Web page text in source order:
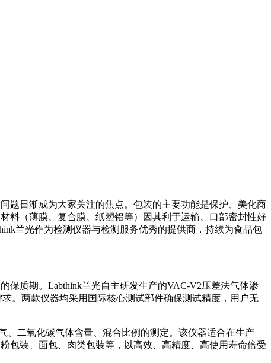
题日渐成为大家关注的焦点。包装的主要功能是保护、美化商
料（薄膜、复合膜、纸塑铝等）因其利于运输、口部密封性好
兰光作为检测仪器与检测服务优秀的提供商，持续为食品包
保质期。Labthink兰光自主研发生产的VAC-V2压差法气体渗
。两款仪器均采用国际核心测试部件确保测试精度，用户无
、二氧化碳气体含量、混合比例的测定。该仪器适合在生产
包装、面包、肉类包装等，以高效、高精度、高使用寿命倍受